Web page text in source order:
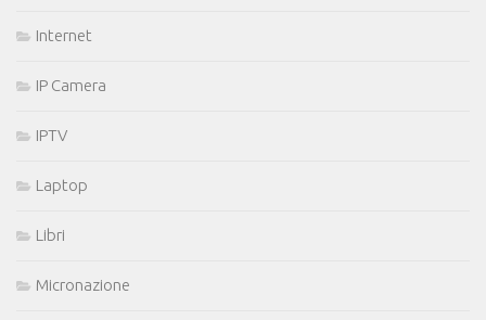
Internet
IP Camera
IPTV
Laptop
Libri
Micronazione